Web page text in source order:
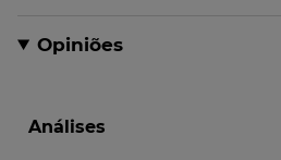
Opiniões